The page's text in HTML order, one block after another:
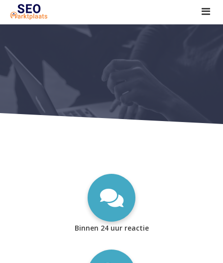
SEO tools reviews
Marketeer bij jou in de buurt?
Offerte
1. Seo voor beginners +
2. Onderzoeken +
Binnen 24 uur reactie